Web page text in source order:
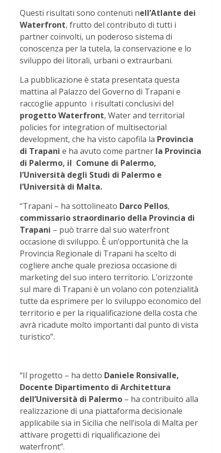
Questi risultati sono contenuti nell’Atlante dei
Waterfront, frutto del contributo di tutti i
partner coinvolti, un poderoso sistema di
conoscenza per la tutela, la conservazione e lo
sviluppo dei litorali, urbani o extraurbani.
La pubblicazione è stata presentata questa
mattina al Palazzo del Governo di Trapani e
raccoglie appunto i risultati conclusivi del
progetto Waterfront, Water and territorial
policies for integration of multisectorial
development, che ha visto capofila la Provincia
di Trapani e ha avuto come partner la Provincia
di Palermo, il Comune di Palermo,
l’Università degli Studi di Palermo e
l’Università di Malta.
“Trapani – ha sottolineato Darco Pellos,
commissario straordinario della Provincia di
Trapani – può trarre dal suo waterfront
occasione di sviluppo. È un’opportunità che la
Provincia Regionale di Trapani ha scelto di
cogliere anche quale preziosa occasione di
marketing del suo intero territorio. L’orizzonte
sul mare di Trapani è un volano con potenzialità
tutte da esprimere per lo sviluppo economico del
territorio e per la riqualificazione della costa che
avrà ricadute molto importanti dal punto di vista
turistico”.
“Il progetto – ha detto Daniele Ronsivalle,
Docente Dipartimento di Architettura
dell’Università di Palermo – ha contribuito alla
realizzazione di una piattaforma decisionale
applicabile sia in Sicilia che nell’isola di Malta per
attivare progetti di riqualificazione dei
waterfront”.